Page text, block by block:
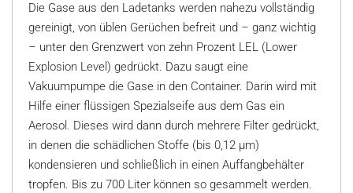
Die Gase aus den Ladetanks werden nahezu vollständig
gereinigt, von üblen Gerüchen befreit und – ganz wichtig
– unter den Grenzwert von zehn Prozent LEL (Lower
Explosion Level) gedrückt. Dazu saugt eine
Vakuumpumpe die Gase in den Container. Darin wird mit
Hilfe einer flüssigen Spezialseife aus dem Gas ein
Aerosol. Dieses wird dann durch mehrere Filter gedrückt,
in denen die schädlichen Stoffe (bis 0,12 µm)
kondensieren und schließlich in einen Auffangbehälter
tropfen. Bis zu 700 Liter können so gesammelt werden.